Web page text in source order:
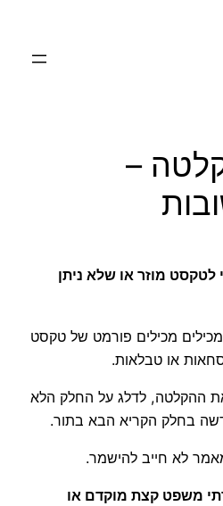
–
מוזר או שלא ניתן
מכילים מכילים פורמט של טקסט
או טבלאות.
ההקלטה, לדלג על החלק הלא
בחלק הקריא הבא בתור.
לא חייב להישמר.
משפט קצת מוקדם או